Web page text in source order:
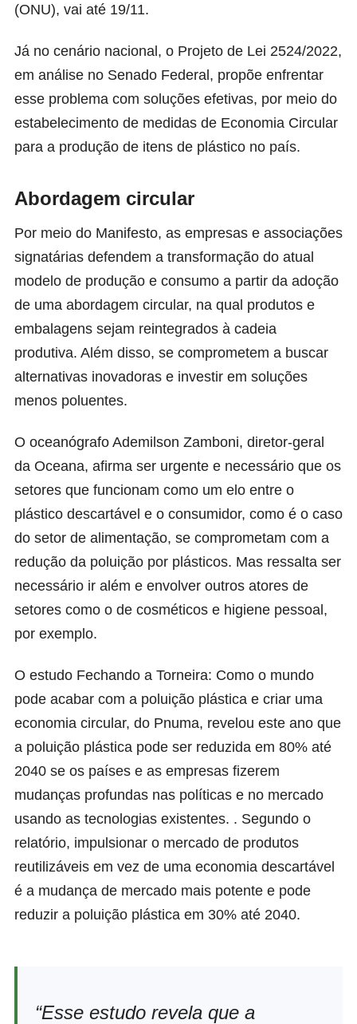
(ONU), vai até 19/11.
Já no cenário nacional, o Projeto de Lei 2524/2022,
em análise no Senado Federal, propõe enfrentar
esse problema com soluções efetivas, por meio do
estabelecimento de medidas de Economia Circular
para a produção de itens de plástico no país.
Abordagem circular
Por meio do Manifesto, as empresas e associações
signatárias defendem a transformação do atual
modelo de produção e consumo a partir da adoção
de uma abordagem circular, na qual produtos e
embalagens sejam reintegrados à cadeia
produtiva. Além disso, se comprometem a buscar
alternativas inovadoras e investir em soluções
menos poluentes.
O oceanógrafo Ademilson Zamboni, diretor-geral
da Oceana, afirma ser urgente e necessário que os
setores que funcionam como um elo entre o
plástico descartável e o consumidor, como é o caso
do setor de alimentação, se comprometam com a
redução da poluição por plásticos. Mas ressalta ser
necessário ir além e envolver outros atores de
setores como o de cosméticos e higiene pessoal,
por exemplo.
O estudo Fechando a Torneira: Como o mundo
pode acabar com a poluição plástica e criar uma
economia circular, do Pnuma, revelou este ano que
a poluição plástica pode ser reduzida em 80% até
2040 se os países e as empresas fizerem
mudanças profundas nas políticas e no mercado
usando as tecnologias existentes. . Segundo o
relatório, impulsionar o mercado de produtos
reutilizáveis em vez de uma economia descartável
é a mudança de mercado mais potente e pode
reduzir a poluição plástica em 30% até 2040.
“Esse estudo revela que a